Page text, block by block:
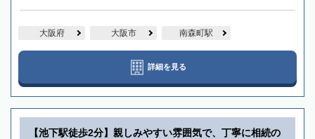
大阪府 大阪市 南森町駅
詳細を見る
【池下駅徒歩2分】親しみやすい雰囲気で、丁寧に相続の